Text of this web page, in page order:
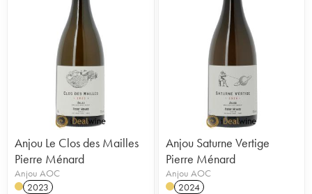
Anjou Le Clos des Mailles
Pierre Ménard
Anjou AOC
2023
Anjou Saturne Vertige
Pierre Ménard
Anjou AOC
2024